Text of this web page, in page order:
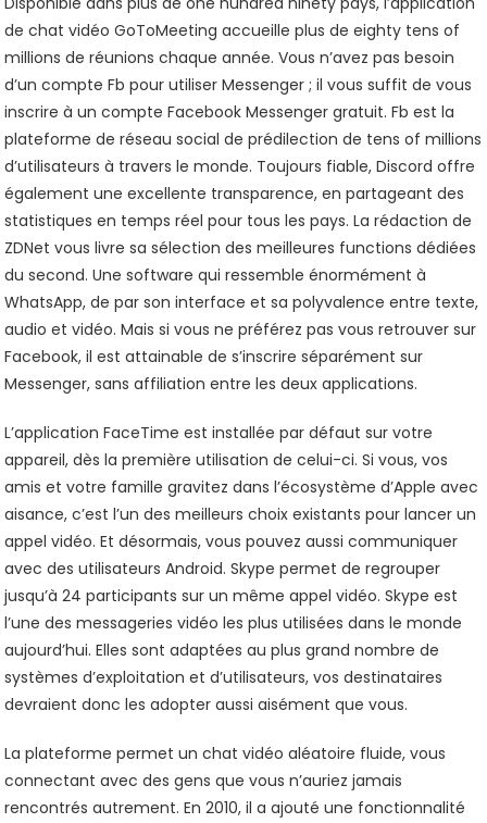
de chat vidéo GoToMeeting accueille plus de eighty tens of
millions de réunions chaque année. Vous n’avez pas besoin
d’un compte Fb pour utiliser Messenger ; il vous suffit de vous
inscrire à un compte Facebook Messenger gratuit. Fb est la
plateforme de réseau social de prédilection de tens of millions
d’utilisateurs à travers le monde. Toujours fiable, Discord offre
également une excellente transparence, en partageant des
statistiques en temps réel pour tous les pays. La rédaction de
ZDNet vous livre sa sélection des meilleures functions dédiées
du second. Une software qui ressemble énormément à
WhatsApp, de par son interface et sa polyvalence entre texte,
audio et vidéo. Mais si vous ne préférez pas vous retrouver sur
Facebook, il est attainable de s’inscrire séparément sur
Messenger, sans affiliation entre les deux applications.
L’application FaceTime est installée par défaut sur votre
appareil, dès la première utilisation de celui-ci. Si vous, vos
amis et votre famille gravitez dans l’écosystème d’Apple avec
aisance, c’est l’un des meilleurs choix existants pour lancer un
appel vidéo. Et désormais, vous pouvez aussi communiquer
avec des utilisateurs Android. Skype permet de regrouper
jusqu’à 24 participants sur un même appel vidéo. Skype est
l’une des messageries vidéo les plus utilisées dans le monde
aujourd’hui. Elles sont adaptées au plus grand nombre de
systèmes d’exploitation et d’utilisateurs, vos destinataires
devraient donc les adopter aussi aisément que vous.
La plateforme permet un chat vidéo aléatoire fluide, vous
connectant avec des gens que vous n’auriez jamais
rencontrés autrement. En 2010, il a ajouté une fonctionnalité